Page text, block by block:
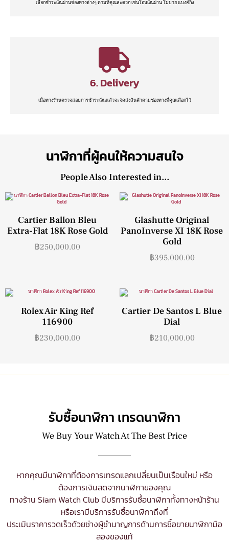
เลือกชำระเงินผ่านช่องทางต่างๆ ตามที่คุณสะดวก เช่นโอนเงินผ่าน โมบาย แบงค์กิ้ง
6. Delivery
เมื่อทางร้านตรวจสอบการชำระเงินแล้วจะจัดส่งสินค้าตามช่องทางที่คุณเลือกไว้
นาฬิกาที่ผู้คนให้ความสนใจ
People Also Interested in...
Cartier Ballon Bleu
Extra-Flat 18K Rose Gold
฿250,000.00
Glashutte Original
PanoInverse XI 18K Rose
Gold
฿395,000.00
Rolex Air King Ref
116900
฿230,000.00
Cartier De Santos L Blue
Dial
฿210,000.00
รับซื้อนาฬิกา เทรดนาฬิกา
We Buy Your Watch At The Best Price
หากคุณมีนาฬิกาที่ต้องการเทรดแลกเปลี่ยนเป็นเรือนใหม่ หรือ
ต้องการเงินสดจากนาฬิกาของคุณ
ทางร้าน Siam Watch Club มีบริการรับซื้อนาฬิกาทั้งทางหน้าร้าน
หรือเรามีบริการรับซื้อนาฬิกาถึงที่
ประเมินราคารวดเร็วด้วยช่างผู้ชำนาญการด้านการซื้อขายนาฬิกามือ
สองของแท้